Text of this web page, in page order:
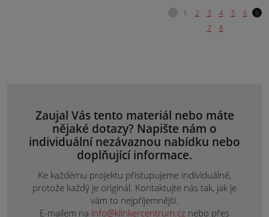
Zaujal Vás tento materiál nebo máte
nějaké dotazy? Napište nám o
individuální nezávaznou nabídku nebo
doplňující informace.
Ke každému projektu přistupujeme individuálně,
protože každý je originál. Kontaktujte nás tak, jak je
vám to nejpříjemnější.
E-mailem na info@klinkercentrum.cz nebo přes